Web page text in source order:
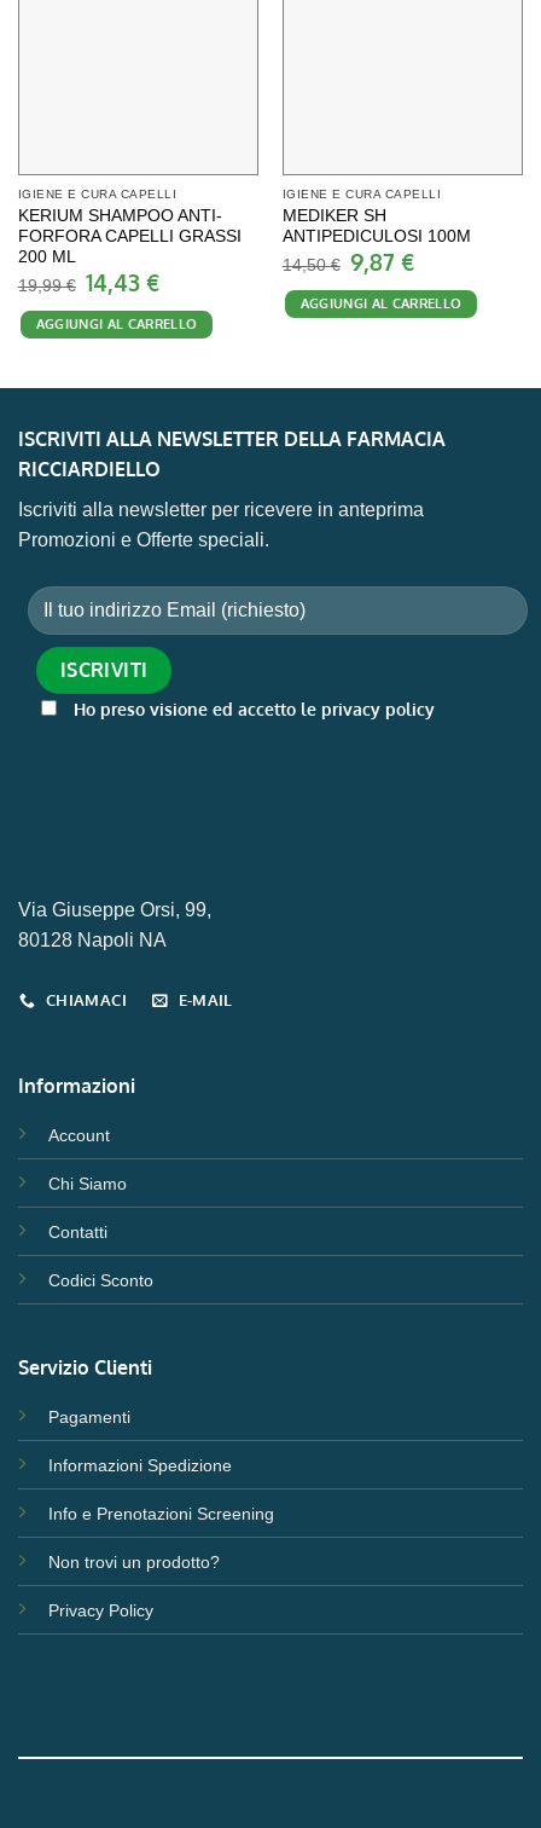
IGIENE E CURA CAPELLI
KERIUM SHAMPOO ANTI-
FORFORA CAPELLI GRASSI
200 ML
19,99€ Il
prezzo
originale
era:
19,99 €.
14,43 €Il
prezzo
attuale
è:
14,43 €.
AGGIUNGI AL CARRELLO
IGIENE E CURA CAPELLI
MEDIKER SH
ANTIPEDICULOSI 100M
14,50€ Il
prezzo
originale
era:
14,50 €.
9,87 €Il
prezzo
attuale
è:
9,87 €.
AGGIUNGI AL CARRELLO
ISCRIVITI ALLA NEWSLETTER DELLA FARMACIA
RICCIARDIELLO
Iscriviti alla newsletter per ricevere in anteprima
Promozioni e Offerte speciali.
Ho preso visione ed accetto le privacy policy
Via Giuseppe Orsi, 99,
80128 Napoli NA
CHIAMACI E-MAIL
Informazioni
Account
Chi Siamo
Contatti
Codici Sconto
Servizio Clienti
Pagamenti
Informazioni Spedizione
Info e Prenotazioni Screening
Non trovi un prodotto?
Privacy Policy